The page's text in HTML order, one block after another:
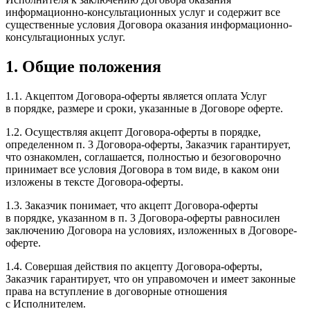
информационно-​консультационных услуг и содержит все
существенные условия Договора оказания информационно-​
консультационных услуг.
1. Общие положения
1.1. Акцептом Договора-​оферты является оплата Услуг
в порядке, размере и сроки, указанные в Договоре оферте.
1.2. Осуществляя акцепт Договора-​оферты в порядке,
определенном п. 3 Договора-​оферты, Заказчик гарантирует,
что ознакомлен, соглашается, полностью и безоговорочно
принимает все условия Договора в том виде, в каком они
изложены в тексте Договора-оферты.
1.3. Заказчик понимает, что акцепт Договора-​оферты
в порядке, указанном в п. 3 Договора-​оферты равносилен
заключению Договора на условиях, изложенных в Договоре-
оферте.
1.4. Совершая действия по акцепту Договора-​оферты,
Заказчик гарантирует, что он управомочен и имеет законные
права на вступление в договорные отношения
с Исполнителем.